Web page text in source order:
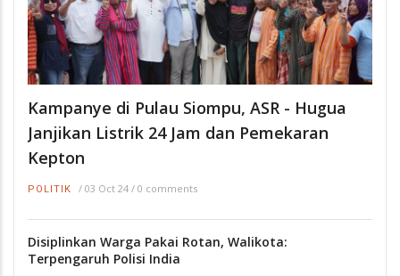
Kampanye di Pulau Siompu, ASR - Hugua
Janjikan Listrik 24 Jam dan Pemekaran
Kepton
POLITIK / 03 Oct 24 / 0 comments
Disiplinkan Warga Pakai Rotan, Walikota:
Terpengaruh Polisi India